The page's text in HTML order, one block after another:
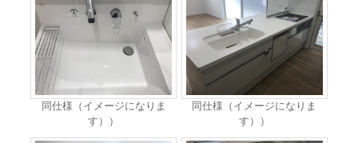
同仕様（イメージになりま
す））
同仕様（イメージになりま
す））